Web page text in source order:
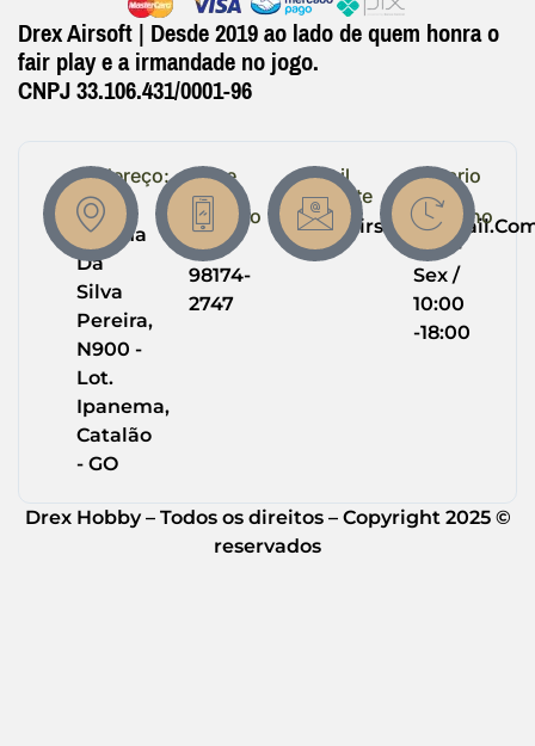
Drex Airsoft | Desde 2019 ao lado de quem honra o
fair play e a irmandade no jogo.
CNPJ 33.106.431/0001-96
Endereço:
R.
Helena
Da
Silva
Pereira,
N900 -
Lot.
Ipanema,
Catalão
- GO
Entre
em
Contato
(64)
98174-
2747
Email
Suporte
Horario
de
Trabalho
Seg -
Sex /
10:00
-18:00
Drex Hobby – Todos os direitos – Copyright 2025 ©
reservados